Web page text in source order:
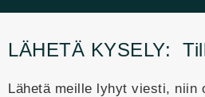
LÄHETÄ KYSELY:
Lähetä meille lyhyt viesti, niin